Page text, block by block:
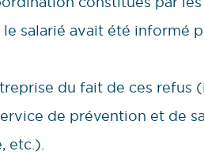
salarié avait été informé
du fait de ces
de prévention et de
etc.).